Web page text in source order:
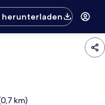
herunterladen
km)